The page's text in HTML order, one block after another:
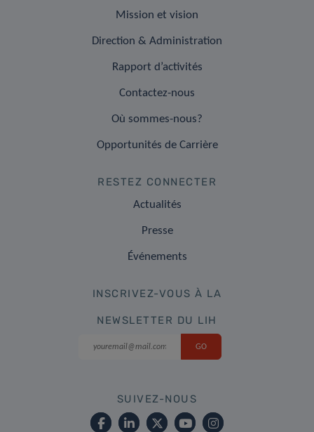
Mission et vision
Direction & Administration
Rapport d’activités
Contactez-nous
Où sommes-nous?
Opportunités de Carrière
RESTEZ CONNECTER
Actualités
Presse
Événements
INSCRIVEZ-VOUS À LA
NEWSLETTER DU LIH
SUIVEZ-NOUS